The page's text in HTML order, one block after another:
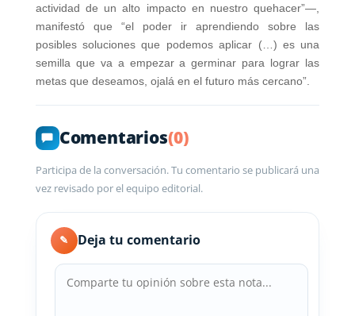
actividad de un alto impacto en nuestro quehacer”—,
manifestó que “el poder ir aprendiendo sobre las
posibles soluciones que podemos aplicar (…) es una
semilla que va a empezar a germinar para lograr las
metas que deseamos, ojalá en el futuro más cercano”.
Comentarios(0)
Participa de la conversación. Tu comentario se publicará una
vez revisado por el equipo editorial.
✎ Deja tu comentario